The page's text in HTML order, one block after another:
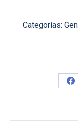
Categorías: